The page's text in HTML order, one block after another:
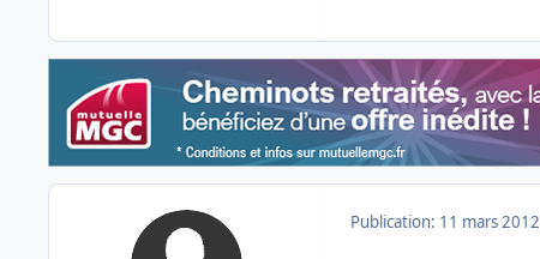
Publication: 11 mars 2012